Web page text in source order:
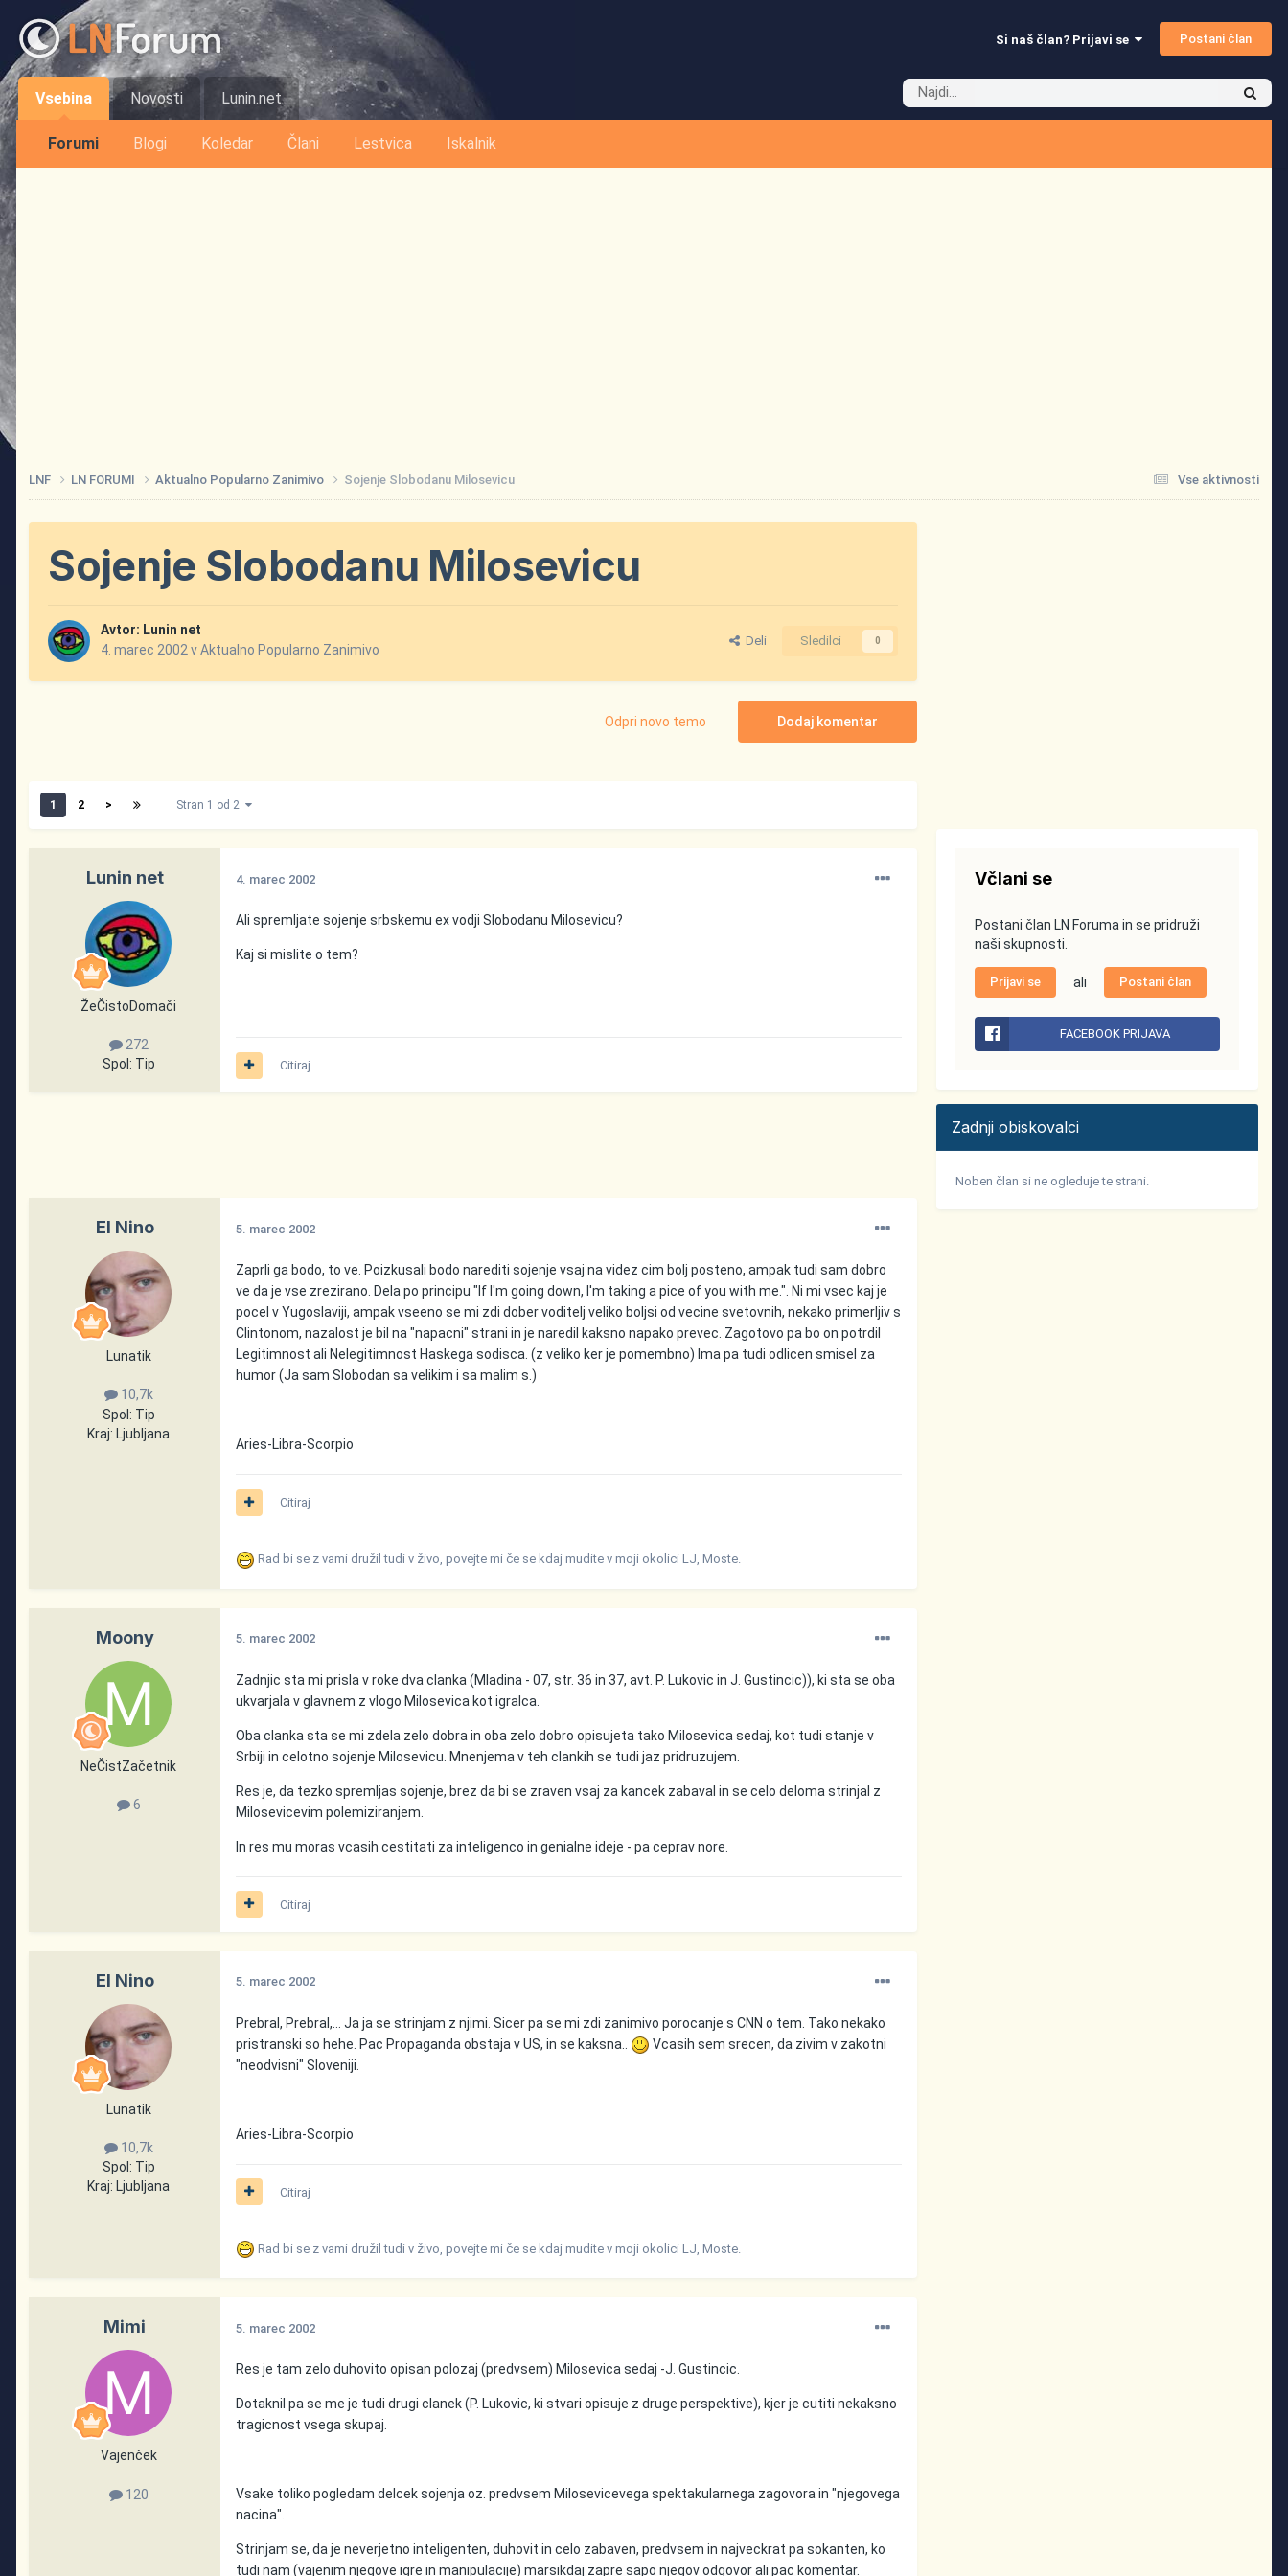
Si naš član? Prijavi se Postani član
Vsebina
Forumi Blogi Koledar Člani Lestvica Iskalnik
Novosti Lunin.net
Vse aktivnosti
LNF LN FORUMI Aktualno Popularno Zanimivo Sojenje Slobodanu Milosevicu
Sojenje Slobodanu Milosevicu
Avtor: Lunin net
4. marec 2002 vAktualno Popularno Zanimivo
Deli Sledilci 0
Dodaj komentar
Odpri novo temo
1 2 > Stran 1 od 2
Lunin net
ŽeČistoDomači
272
Spol: Tip
4. marec 2002
Ali spremljate sojenje srbskemu ex vodji Slobodanu Milosevicu?
Kaj si mislite o tem?
Citiraj
El Nino
Lunatik
10,7k
Spol: Tip
Kraj: Ljubljana
5. marec 2002
Zaprli ga bodo, to ve. Poizkusali bodo narediti sojenje vsaj na videz cim bolj posteno, ampak tudi sam dobro
ve da je vse zrezirano. Dela po principu "If I'm going down, I'm taking a pice of you with me.". Ni mi vsec kaj je
pocel v Yugoslaviji, ampak vseeno se mi zdi dober voditelj veliko boljsi od vecine svetovnih, nekako primerljiv s
Clintonom, nazalost je bil na "napacni" strani in je naredil kaksno napako prevec. Zagotovo pa bo on potrdil
Legitimnost ali Nelegitimnost Haskega sodisca. (z veliko ker je pomembno) Ima pa tudi odlicen smisel za
humor (Ja sam Slobodan sa velikim i sa malim s.)
Aries-Libra-Scorpio
Citiraj
Rad bi se z vami družil tudi v živo, povejte mi če se kdaj mudite v moji okolici LJ, Moste.
Moony
NeČistZačetnik
6
5. marec 2002
Zadnjic sta mi prisla v roke dva clanka (Mladina - 07, str. 36 in 37, avt. P. Lukovic in J. Gustincic)), ki sta se oba
ukvarjala v glavnem z vlogo Milosevica kot igralca.
Oba clanka sta se mi zdela zelo dobra in oba zelo dobro opisujeta tako Milosevica sedaj, kot tudi stanje v
Srbiji in celotno sojenje Milosevicu. Mnenjema v teh clankih se tudi jaz pridruzujem.
Res je, da tezko spremljas sojenje, brez da bi se zraven vsaj za kancek zabaval in se celo deloma strinjal z
Milosevicevim polemiziranjem.
In res mu moras vcasih cestitati za inteligenco in genialne ideje - pa ceprav nore.
Citiraj
El Nino
Lunatik
10,7k
Spol: Tip
Kraj: Ljubljana
5. marec 2002
Prebral, Prebral,... Ja ja se strinjam z njimi. Sicer pa se mi zdi zanimivo porocanje s CNN o tem. Tako nekako
pristranski so hehe. Pac Propaganda obstaja v US, in se kaksna..
Vcasih sem srecen, da zivim v zakotni
"neodvisni" Sloveniji.
Aries-Libra-Scorpio
Citiraj
Rad bi se z vami družil tudi v živo, povejte mi če se kdaj mudite v moji okolici LJ, Moste.
Mimi
Vajenček
120
5. marec 2002
Res je tam zelo duhovito opisan polozaj (predvsem) Milosevica sedaj -J. Gustincic.
Dotaknil pa se me je tudi drugi clanek (P. Lukovic, ki stvari opisuje z druge perspektive), kjer je cutiti nekaksno
tragicnost vsega skupaj.
Vsake toliko pogledam delcek sojenja oz. predvsem Milosevicevega spektakularnega zagovora in "njegovega
nacina".
Strinjam se, da je neverjetno inteligenten, duhovit in celo zabaven, predvsem in najveckrat pa sokanten, ko
tudi nam (vajenim njegove igre in manipulacije) marsikdaj zapre sapo njegov odgovor ali pac komentar.
Včlani se
Postani član LN Foruma in se pridruži
naši skupnosti.
Prijavi se ali Postani član
FACEBOOK PRIJAVA
Zadnji obiskovalci
Noben član si ne ogleduje te strani.